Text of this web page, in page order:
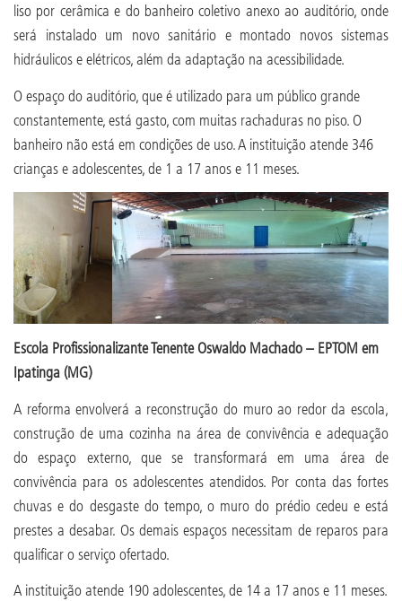
liso por cerâmica e do banheiro coletivo anexo ao auditório, onde
será instalado um novo sanitário e montado novos sistemas
hidráulicos e elétricos, além da adaptação na acessibilidade.
O espaço do auditório, que é utilizado para um público grande
constantemente, está gasto, com muitas rachaduras no piso. O
banheiro não está em condições de uso. A instituição atende 346
crianças e adolescentes, de 1 a 17 anos e 11 meses.
Escola Profissionalizante Tenente Oswaldo Machado – EPTOM em
Ipatinga (MG)
A reforma envolverá a reconstrução do muro ao redor da escola,
construção de uma cozinha na área de convivência e adequação
do espaço externo, que se transformará em uma área de
convivência para os adolescentes atendidos. Por conta das fortes
chuvas e do desgaste do tempo, o muro do prédio cedeu e está
prestes a desabar. Os demais espaços necessitam de reparos para
qualificar o serviço ofertado.
A instituição atende 190 adolescentes, de 14 a 17 anos e 11 meses.